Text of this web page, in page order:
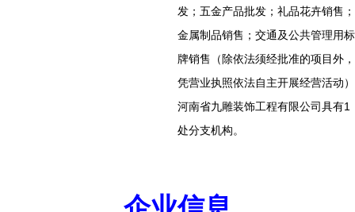
发；五金产品批发；礼品花卉销售；
金属制品销售；交通及公共管理用标
牌销售（除依法须经批准的项目外，
凭营业执照依法自主开展经营活动）
河南省九雕装饰工程有限公司具有1
处分支机构。